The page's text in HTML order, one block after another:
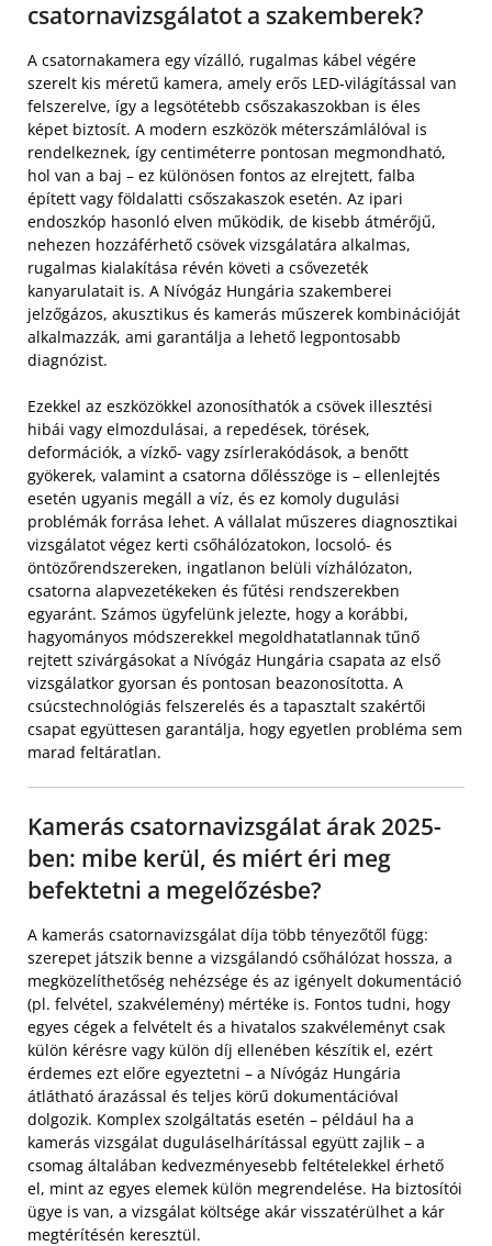
csatornavizsgálatot a szakemberek?
A csatornakamera egy vízálló, rugalmas kábel végére
szerelt kis méretű kamera, amely erős LED-világítással van
felszerelve, így a legsötétebb csőszakaszokban is éles
képet biztosít. A modern eszközök méterszámlálóval is
rendelkeznek, így centiméterre pontosan megmondható,
hol van a baj – ez különösen fontos az elrejtett, falba
épített vagy földalatti csőszakaszok esetén. Az ipari
endoszkóp hasonló elven működik, de kisebb átmérőjű,
nehezen hozzáférhető csövek vizsgálatára alkalmas,
rugalmas kialakítása révén követi a csővezeték
kanyarulatait is. A Nívógáz Hungária szakemberei
jelzőgázos, akusztikus és kamerás műszerek kombinációját
alkalmazzák, ami garantálja a lehető legpontosabb
diagnózist.
Ezekkel az eszközökkel azonosíthatók a csövek illesztési
hibái vagy elmozdulásai, a repedések, törések,
deformációk, a vízkő- vagy zsírlerakódások, a benőtt
gyökerek, valamint a csatorna dőlésszöge is – ellenlejtés
esetén ugyanis megáll a víz, és ez komoly dugulási
problémák forrása lehet. A vállalat műszeres diagnosztikai
vizsgálatot végez kerti csőhálózatokon, locsoló- és
öntözőrendszereken, ingatlanon belüli vízhálózaton,
csatorna alapvezetékeken és fűtési rendszerekben
egyaránt. Számos ügyfelünk jelezte, hogy a korábbi,
hagyományos módszerekkel megoldhatatlannak tűnő
rejtett szivárgásokat a Nívógáz Hungária csapata az első
vizsgálatkor gyorsan és pontosan beazonosította. A
csúcstechnológiás felszerelés és a tapasztalt szakértői
csapat együttesen garantálja, hogy egyetlen probléma sem
marad feltáratlan.
Kamerás csatornavizsgálat árak 2025-
ben: mibe kerül, és miért éri meg
befektetni a megelőzésbe?
A kamerás csatornavizsgálat díja több tényezőtől függ:
szerepet játszik benne a vizsgálandó csőhálózat hossza, a
megközelíthetőség nehézsége és az igényelt dokumentáció
(pl. felvétel, szakvélemény) mértéke is. Fontos tudni, hogy
egyes cégek a felvételt és a hivatalos szakvéleményt csak
külön kérésre vagy külön díj ellenében készítik el, ezért
érdemes ezt előre egyeztetni – a Nívógáz Hungária
átlátható árazással és teljes körű dokumentációval
dolgozik. Komplex szolgáltatás esetén – például ha a
kamerás vizsgálat duguláselhárítással együtt zajlik – a
csomag általában kedvezményesebb feltételekkel érhető
el, mint az egyes elemek külön megrendelése. Ha biztosítói
ügye is van, a vizsgálat költsége akár visszatérülhet a kár
megtérítésén keresztül.